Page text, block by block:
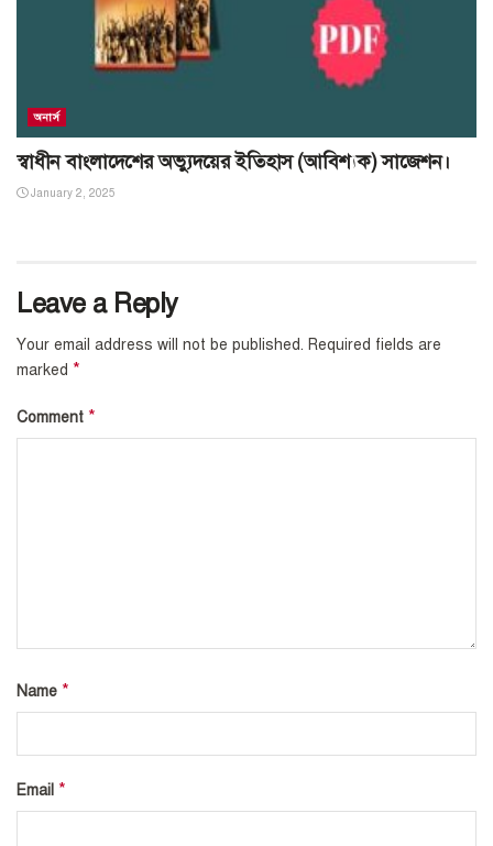
অনার্স
স্বাধীন বাংলাদেশের অভ্যুদয়ের ইতিহাস (আবিশ্যক) সাজেশন।
January 2, 2025
Leave a Reply
Your email address will not be published. Required fields are
marked *
Comment *
Name *
Email *